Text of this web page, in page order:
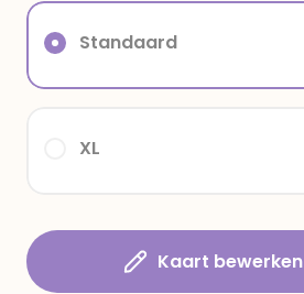
XL
Standaard
Kaart bewerken